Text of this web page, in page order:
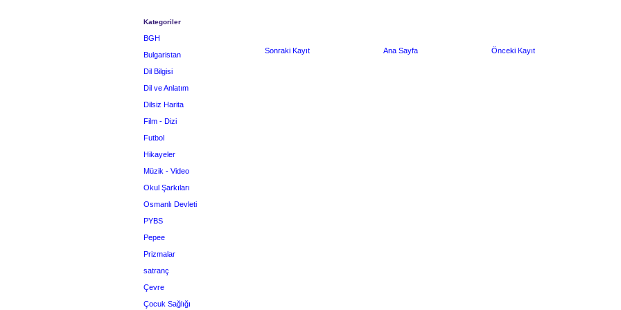
Sonraki Kayıt Önceki Kayıt
Ana Sayfa
Kategoriler
BGH
Bulgaristan
Dil Bilgisi
Dil ve Anlatım
Dilsiz Harita
Film - Dizi
Futbol
Hikayeler
Müzik - Video
Okul Şarkıları
Osmanlı Devleti
PYBS
Pepee
Prizmalar
satranç
Çevre
Çocuk Sağlığı